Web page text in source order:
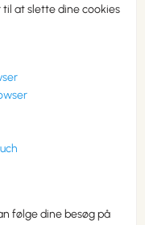
at slette dine cookies
følge dine besøg på